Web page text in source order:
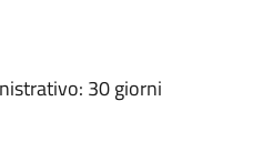
30 giorni